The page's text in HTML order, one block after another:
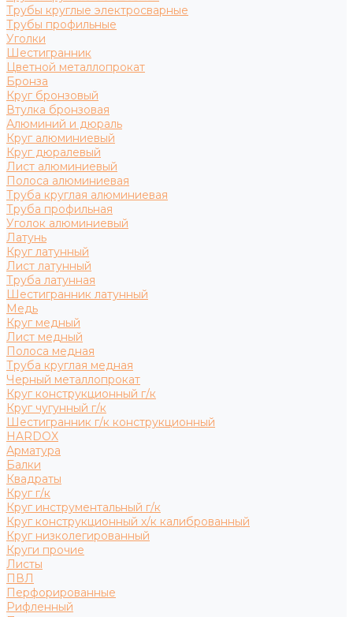
Трубы круглые электросварные
Трубы профильные
Уголки
Шестигранник
Цветной металлопрокат
Бронза
Круг бронзовый
Втулка бронзовая
Алюминий и дюраль
Круг алюминиевый
Круг дюралевый
Лист алюминиевый
Полоса алюминиевая
Труба круглая алюминиевая
Труба профильная
Уголок алюминиевый
Латунь
Круг латунный
Лист латунный
Труба латунная
Шестигранник латунный
Медь
Круг медный
Лист медный
Полоса медная
Труба круглая медная
Черный металлопрокат
Круг конструкционный г/к
Круг чугунный г/к
Шестигранник г/к конструкционный
HARDOX
Арматура
Балки
Квадраты
Круг г/к
Круг инструментальный г/к
Круг конструкционный х/к калиброванный
Круг низколегированный
Круги прочие
Листы
ПВЛ
Перфорированные
Рифленный